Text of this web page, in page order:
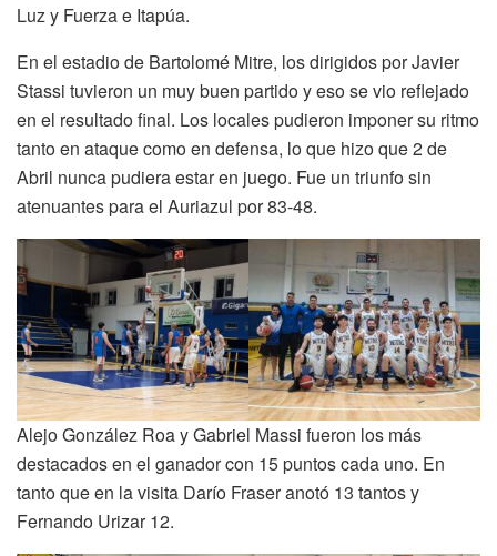
Luz y Fuerza e Itapúa.
En el estadio de Bartolomé Mitre, los dirigidos por Javier
Stassi tuvieron un muy buen partido y eso se vio reflejado
en el resultado final. Los locales pudieron imponer su ritmo
tanto en ataque como en defensa, lo que hizo que 2 de
Abril nunca pudiera estar en juego. Fue un triunfo sin
atenuantes para el Auriazul por 83-48.
Alejo González Roa y Gabriel Massi fueron los más
destacados en el ganador con 15 puntos cada uno. En
tanto que en la visita Darío Fraser anotó 13 tantos y
Fernando Urizar 12.